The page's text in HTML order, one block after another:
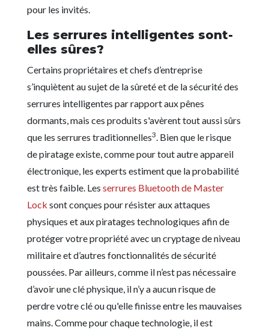
pour les invités.
Les serrures intelligentes sont-
elles sûres?
Certains propriétaires et chefs d’entreprise
s’inquiètent au sujet de la sûreté et de la sécurité des
serrures intelligentes par rapport aux pênes
dormants, mais ces produits s'avèrent tout aussi sûrs
que les serrures traditionnelles3. Bien que le risque
de piratage existe, comme pour tout autre appareil
électronique, les experts estiment que la probabilité
est très faible. Les serrures Bluetooth de Master
Lock sont conçues pour résister aux attaques
physiques et aux piratages technologiques afin de
protéger votre propriété avec un cryptage de niveau
militaire et d’autres fonctionnalités de sécurité
poussées. Par ailleurs, comme il n’est pas nécessaire
d’avoir une clé physique, il n’y a aucun risque de
perdre votre clé ou qu'elle finisse entre les mauvaises
mains. Comme pour chaque technologie, il est